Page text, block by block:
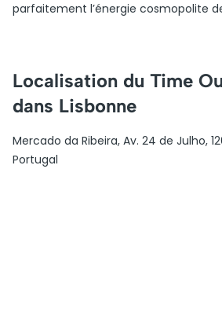
parfaitement l’énergie cosmopolite
Localisation du Time
dans Lisbonne
Mercado da Ribeira, Av. 24 de Julho,
Portugal